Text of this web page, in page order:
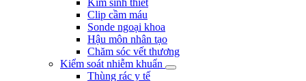
Kim sinh thiết
Clip cầm máu
Sonde ngoại khoa
Hậu môn nhân tạo
Chăm sóc vết thương
Kiểm soát nhiễm khuẩn
Thùng rác y tế